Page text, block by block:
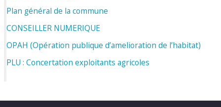
Plan général de la commune
CONSEILLER NUMERIQUE
OPAH (Opération publique d’amelioration de l’habitat)
PLU : Concertation exploitants agricoles